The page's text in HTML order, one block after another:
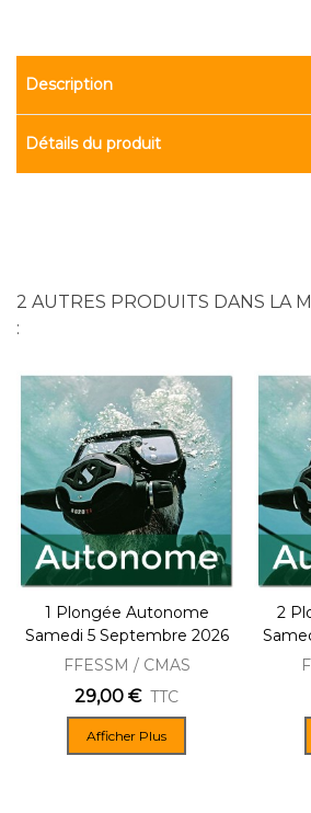
Description
Détails du produit
2 AUTRES PRODUITS DANS LA
:
1 Plongée Autonome
Samedi 5 Septembre 2026
FFESSM / CMAS
29,00 € TTC
Afficher Plus
2